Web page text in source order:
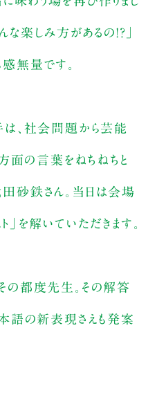
な楽しみ方があるの!?」
無量です。
、社会問題から芸能
方面の言葉をねちねちと
砂鉄さん。当日は会場
を解いていただきます。
の都度先生。その解答
語の新表現さえも発案